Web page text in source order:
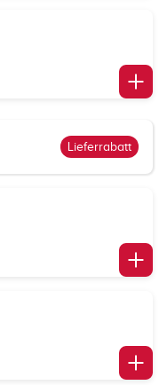
Lieferrabatt